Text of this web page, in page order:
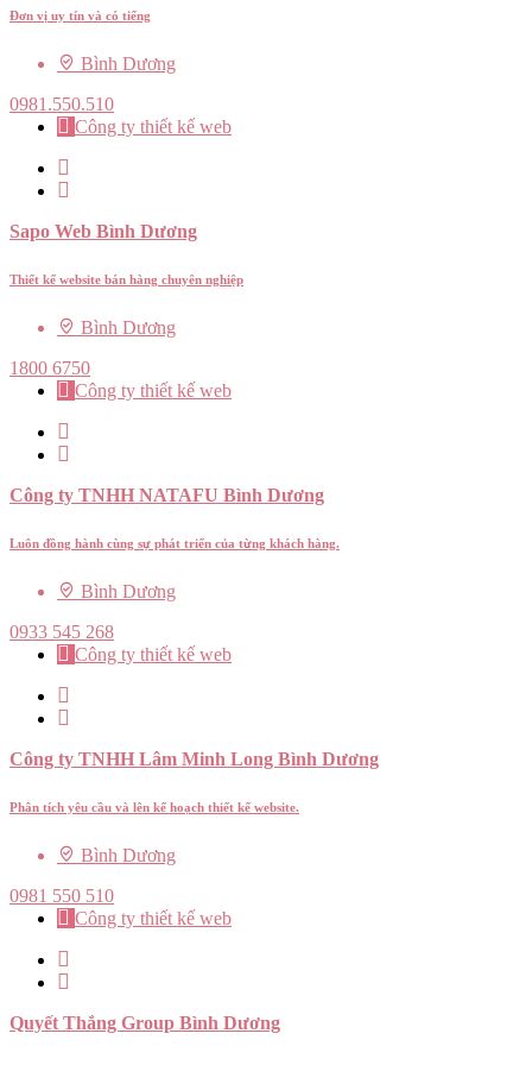
Đơn vị uy tín và có tiếng
Bình Dương
0981.550.510
Công ty thiết kế web
Sapo Web Bình Dương
Thiết kế website bán hàng chuyên nghiệp
Bình Dương
1800 6750
Công ty thiết kế web
Công ty TNHH NATAFU Bình Dương
Luôn đồng hành cùng sự phát triển của từng khách hàng.
Bình Dương
0933 545 268
Công ty thiết kế web
Công ty TNHH Lâm Minh Long Bình Dương
Phân tích yêu cầu và lên kế hoạch thiết kế website.
Bình Dương
0981 550 510
Công ty thiết kế web
Quyết Thắng Group Bình Dương